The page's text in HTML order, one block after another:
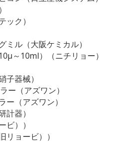
ック）
ミル（大阪ケミカル）
～10ml）（ニチリョー）
子器械）
ー（アズワン）
ー（アズワン）
計器）
ビ））
リョービ））